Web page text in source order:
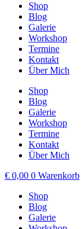
Shop
Blog
Galerie
Workshop
Termine
Kontakt
Über Mich
Shop
Blog
Galerie
Workshop
Termine
Kontakt
Über Mich
€ 0,00 0 Warenkorb
Shop
Blog
Galerie